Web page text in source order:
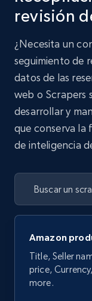
revisión
¿Necesita un
seguimiento de
datos de las
web o Scrapers
desarrollar y
que conserva la
de inteligencia
Amazon
Title, Seller
price,
more.